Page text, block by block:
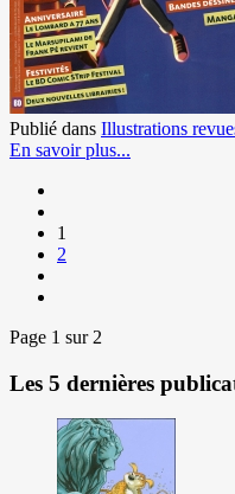
Publié dans Illustrations
En savoir plus...
1
2
Page 1 sur 2
Les 5 dernières